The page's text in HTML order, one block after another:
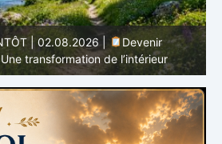
| 02.08.2026 |
Devenir
transformation de l’intérieur